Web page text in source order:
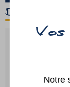
D'un clic
Notre